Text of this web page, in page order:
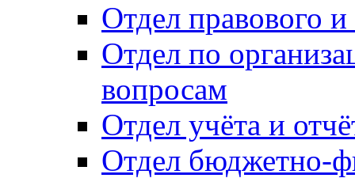
Отдел правового
Отдел по
вопросам
Отдел учёта и
Отдел бюджетно-